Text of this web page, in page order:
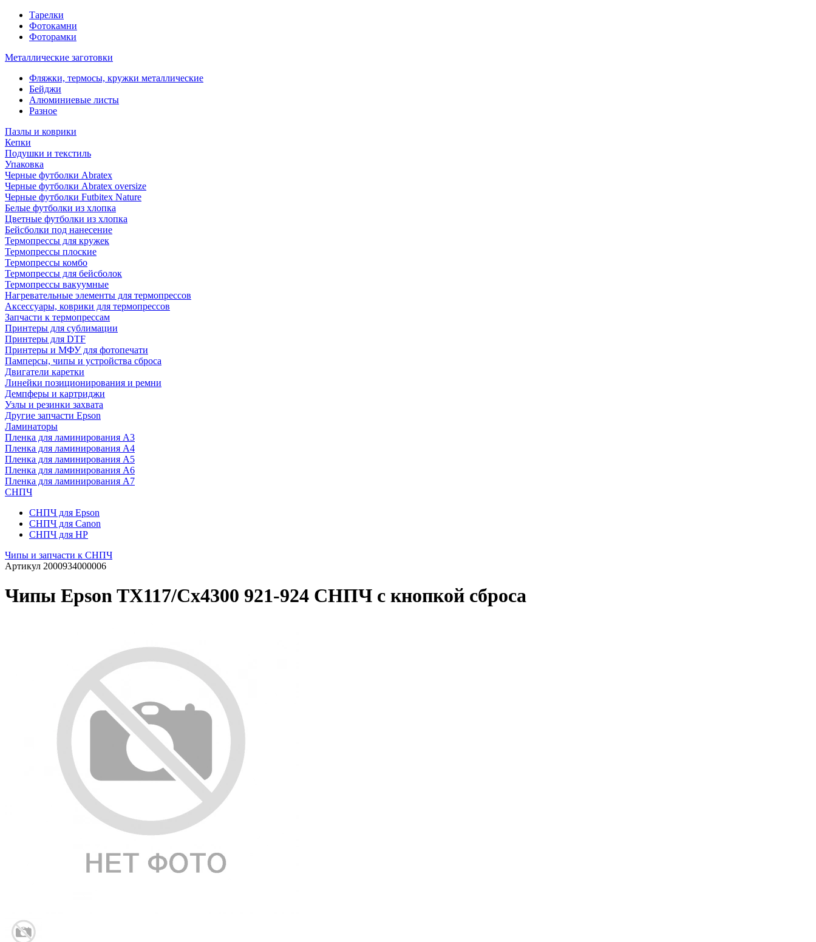
Тарелки
Фотокамни
Фоторамки
Металлические заготовки
Фляжки, термосы, кружки металлические
Бейджи
Алюминиевые листы
Разное
Пазлы и коврики
Кепки
Подушки и текстиль
Упаковка
Черные футболки Abratex
Черные футболки Abratex oversize
Черные футболки Futbitex Nature
Белые футболки из хлопка
Цветные футболки из хлопка
Бейсболки под нанесение
Термопрессы для кружек
Термопрессы плоские
Термопрессы комбо
Термопрессы для бейсболок
Термопрессы вакуумные
Нагревательные элементы для термопрессов
Аксессуары, коврики для термопрессов
Запчасти к термопрессам
Принтеры для сублимации
Принтеры для DTF
Принтеры и МФУ для фотопечати
Памперсы, чипы и устройства сброса
Двигатели каретки
Линейки позиционирования и ремни
Демпферы и картриджи
Узлы и резинки захвата
Другие запчасти Epson
Ламинаторы
Пленка для ламинирования А3
Пленка для ламинирования А4
Пленка для ламинирования А5
Пленка для ламинирования А6
Пленка для ламинирования А7
СНПЧ
СНПЧ для Epson
СНПЧ для Canon
СНПЧ для HP
Чипы и запчасти к СНПЧ
Артикул 2000934000006
Чипы Epson TX117/Cx4300 921-924 СНПЧ с кнопкой сброса